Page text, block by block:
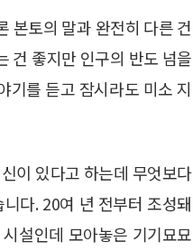
본토의 말과 완전히 다른 건
건 좋지만 인구의 반도 넘을
기를 듣고 잠시라도 미소 지
이 있다고 하는데 무엇보다
다. 20여 년 전부터 조성돼
설인데 모아놓은 기기묘묘